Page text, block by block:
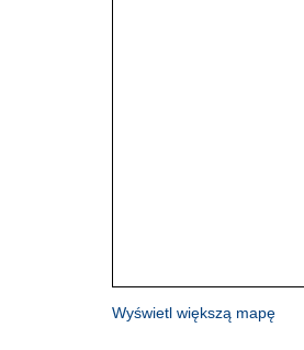
Wyświetl większą mapę